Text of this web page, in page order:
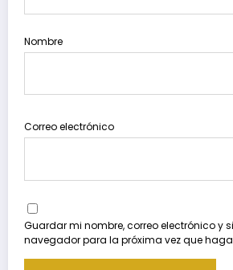
Nombre
Correo electrónico
Guardar mi nombre, correo electrónico y
navegador para la próxima vez que